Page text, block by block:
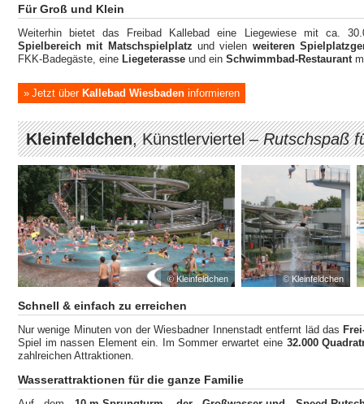
Für Groß und Klein
Weiterhin bietet das Freibad Kallebad eine Liegewiese mit ca.
Spielbereich mit Matschspielplatzund vielen weiteren
FKK-Badegäste, eine Liegeterasse und ein Schwimmbad-Restaurant
Jetzt über Kallebad Wiesbaden informieren
Kleinfeldchen, Künstlerviertel –Rutschspaß
© Kleinfeldchen © Kleinfeldchen
Schnell & einfach zu erreichen
Nur wenige Minuten von der Wiesbadner Innenstadt entfernt läd das
Spiel im nassen Element ein. Im Sommer erwartet eine 32.000
zahlreichen Attraktionen.
Wasserattraktionen für die ganze Familie